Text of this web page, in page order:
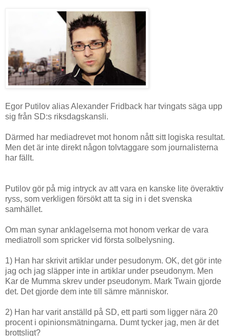
Egor Putilov alias Alexander Fridback har tvingats säga upp
sig från SD:s riksdagskansli.
Därmed har mediadrevet mot honom nått sitt logiska resultat.
Men det är inte direkt någon tolvtaggare som journalisterna
har fällt.
Putilov gör på mig intryck av att vara en kanske lite överaktiv
ryss, som verkligen försökt att ta sig in i det svenska
samhället.
Om man synar anklagelserna mot honom verkar de vara
mediatroll som spricker vid första solbelysning.
1) Han har skrivit artiklar under pesudonym. OK, det gör inte
jag och jag släpper inte in artiklar under pseudonym. Men
Kar de Mumma skrev under pseudonym. Mark Twain gjorde
det. Det gjorde dem inte till sämre människor.
2) Han har varit anställd på SD, ett parti som ligger nära 20
procent i opinionsmätningarna. Dumt tycker jag, men är det
brottsligt?